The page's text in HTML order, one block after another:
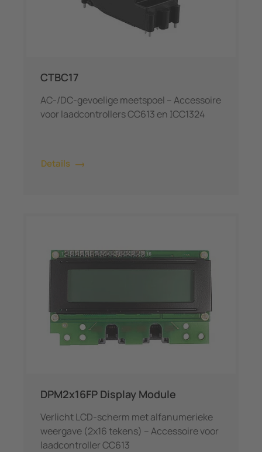
CTBC17
AC-/DC-gevoelige meetspoel – Accessoire
voor laadcontrollers CC613 en ICC1324
Details
DPM2x16FP Display Module
Verlicht LCD-scherm met alfanumerieke
weergave (2x16 tekens) – Accessoire voor
laadcontroller CC613